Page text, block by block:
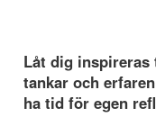
Låt dig inspireras
tankar och
ha tid för egen